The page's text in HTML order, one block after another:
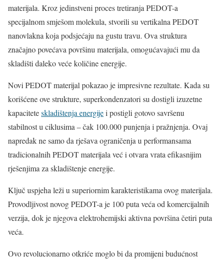
materijala. Kroz jedinstveni proces tretiranja PEDOT-a
specijalnom smješom molekula, stvorili su vertikalna PEDOT
nanovlakna koja podsjećaju na gustu travu. Ova struktura
značajno povećava površinu materijala, omogućavajući mu da
skladišti daleko veće količine energije.
Novi PEDOT materijal pokazao je impresivne rezultate. Kada su
korišćene ove strukture, superkondenzatori su dostigli izuzetne
kapaciteteskladištenja energijei postigli gotovo savršenu
stabilnost u ciklusima – čak 100.000 punjenja i pražnjenja. Ovaj
napredak ne samo da rješava ograničenja u performansama
tradicionalnih PEDOT materijala već i otvara vrata efikasnijim
rješenjima za skladištenje energije.
Ključ uspjeha leži u superiornim karakteristikama ovog materijala.
Provodljivost novog PEDOT-a je 100 puta veća od komercijalnih
verzija, dok je njegova elektrohemijski aktivna površina četiri puta
veća.
Ovo revolucionarno otkriće moglo bi da promijeni budućnost